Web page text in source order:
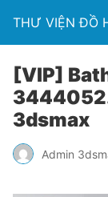
THƯ VIỆN ĐỒ
[VIP]
3dsmax
Admin